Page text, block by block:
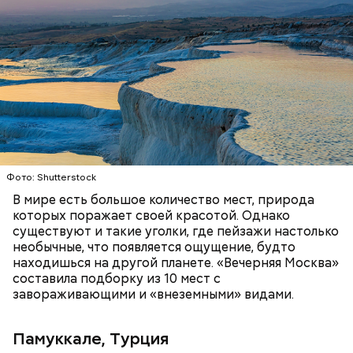
Фото: Shutterstock
В мире есть большое количество мест, природа
которых поражает своей красотой. Однако
существуют и такие уголки, где пейзажи настолько
необычные, что появляется ощущение, будто
находишься на другой планете. «Вечерняя Москва»
составила подборку из 10 мест с
завораживающими и «внеземными» видами.
Памуккале, Турция
Термальные источники Памуккале в Турции
выглядят так, будто они сделаны изо льда, но на
самом деле они состоят из отложений известняка.
Горячие источники, насыщенные кальцием,
тысячелетиями создавали эти ступенчатые
бассейны. Сейчас это одна из самых известных
достопримечательностей в Турции.
ПРИРОДА ПЛАНЕТА ЗЕМЛЯ ТУРИЗМ
Подход Ортеги окупил себя, и Zara со временем
стала популярна во всей Европе и США, а потом и
Pull&Bear, Massimo Dutti, Bershka, Stradivarius и
другие популярные бренды. Бизнесмен сейчас на
Стив Балмер